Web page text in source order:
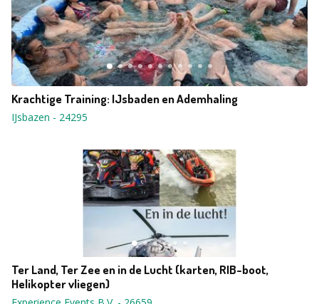
Krachtige Training: IJsbaden en Ademhaling
IJsbazen - 24295
Ter Land, Ter Zee en in de Lucht (karten, RIB-boot,
Helikopter vliegen)